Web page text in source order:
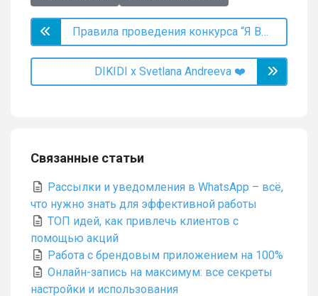
Правила проведения конкурса “Я Выбираю DIKIDI”
DIKIDI х Svetlana Andreeva ❤️
Связанные статьи
Рассылки и уведомления в WhatsApp – всё,
что нужно знать для эффективной работы
ТОП идей, как привлечь клиентов с
помощью акций
Работа с брендовым приложением на 100%
Онлайн-запись на максимум: все секреты
настройки и использования